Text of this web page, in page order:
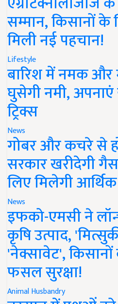
सम्मान, किसानों के
मिली नई पहचान!
Lifestyle
बारिश में नमक और
घुसेगी नमी,
ट्रिक्स
News
गोबर और कचरे से
सरकार खरीदेगी
लिए मिलेगी
News
इफको-एमसी ने
कृषि उत्पाद,
'नेक्सावेट', किसानों
फसल सुरक्षा!
Animal Husbandry